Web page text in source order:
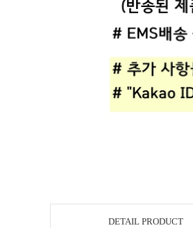
DETAIL PRODUCT